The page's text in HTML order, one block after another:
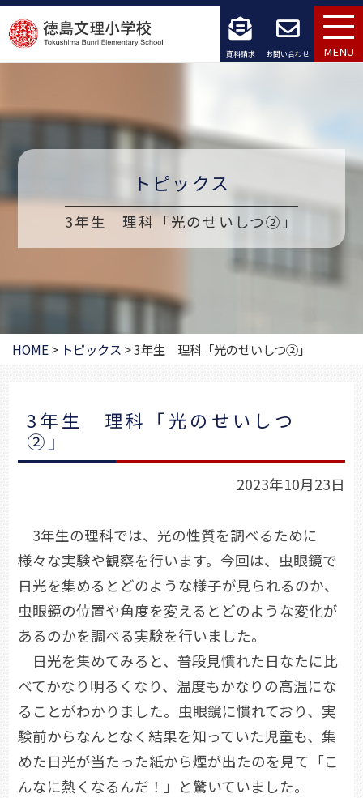
コ
ン
ン
ス
資料請求 お問い合わせ MENU
トピックス
3年生 理科「光のせいしつ②」
HOME> トピックス >3年生 理科「光のせいしつ②」
3年生 理科「光のせいしつ
②」
2023年10月23日
3年生の理科では、光の性質を調べるために
様々な実験や観察を行います。今回は、虫眼鏡で
日光を集めるとどのような様子が見られるのか、
虫眼鏡の位置や角度を変えるとどのような変化が
あるのかを調べる実験を行いました。
日光を集めてみると、普段見慣れた日なたに比
べてかなり明るくなり、温度もかなりの高温にな
ることがわかりました。虫眼鏡に慣れており、実
験前からなんとなく結果を知っていた児童も、集
めた日光が当たった紙から煙が出たのを見て「こ
んなに熱くなるんだ！」と驚いていました。